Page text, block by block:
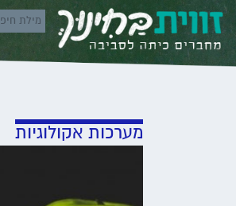
Skip to content
מערכות אקולוגיות